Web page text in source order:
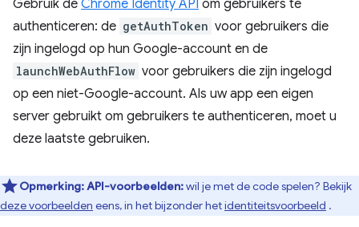
Gebruik de Chrome Identity API om gebruikers te
authenticeren: de getAuthToken voor gebruikers die
zijn ingelogd op hun Google-account en de
launchWebAuthFlow voor gebruikers die zijn ingelogd
op een niet-Google-account. Als uw app een eigen
server gebruikt om gebruikers te authenticeren, moet u
deze laatste gebruiken.
Opmerking:API-voorbeelden:wil je met de code spelen? Bekijk
deze voorbeelden eens, in het bijzonder hetidentiteitsvoorbeeld .